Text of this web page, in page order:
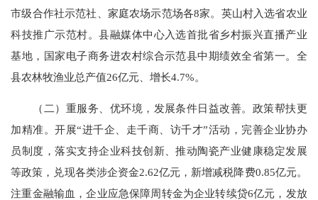
市级合作社示范社、家庭农场示范场各8家。英山村入选省农业
科技推广示范村。县融媒体中心入选首批省乡村振兴直播产业
基地，国家电子商务进农村综合示范县中期绩效全省第一。全
县农林牧渔业总产值26亿元、增长4.7%。
（二）重服务、优环境，发展条件日益改善。政策帮扶更
加精准。开展“进千企、走千商、访千才”活动，完善企业协办
员制度，落实支持企业科技创新、推动陶瓷产业健康稳定发展
等政策，兑现各类涉企资金2.62亿元，新增减税降费0.85亿元。
注重金融输血，企业应急保障周转金为企业转续贷6亿元，发放